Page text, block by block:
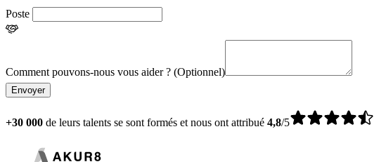
Poste
Comment pouvons-nous vous aider ? (Optionnel)
Envoyer
+30 000 de leurs talents se sont formés et nous ont attribué 4,8/5